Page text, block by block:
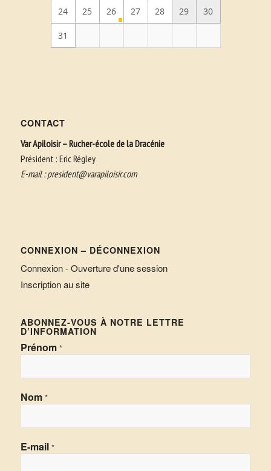
24 25 26 27 28 29 30
31
CONTACT
Var Apiloisir – Rucher-école de la Dracénie
Président : Eric Régley
E-mail :president@varapiloisir.com
CONNEXION – DÉCONNEXION
Connexion - Ouverture d'une session
Inscription au site
ABONNEZ-VOUS À NOTRE LETTRE
D’INFORMATION
Prénom *
Nom *
E-mail *